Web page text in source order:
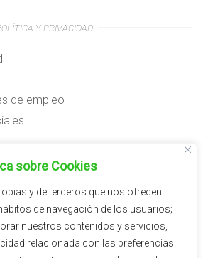
sobre Cookies
y de terceros que nos ofrecen
de navegación de los usuarios;
nuestros contenidos y servicios,
relacionada con las preferencias
Y PRIVACIDAD
de empleo